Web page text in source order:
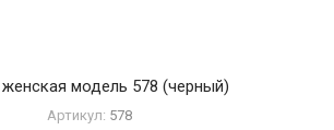
модель 578 (черный)
Артикул: 578